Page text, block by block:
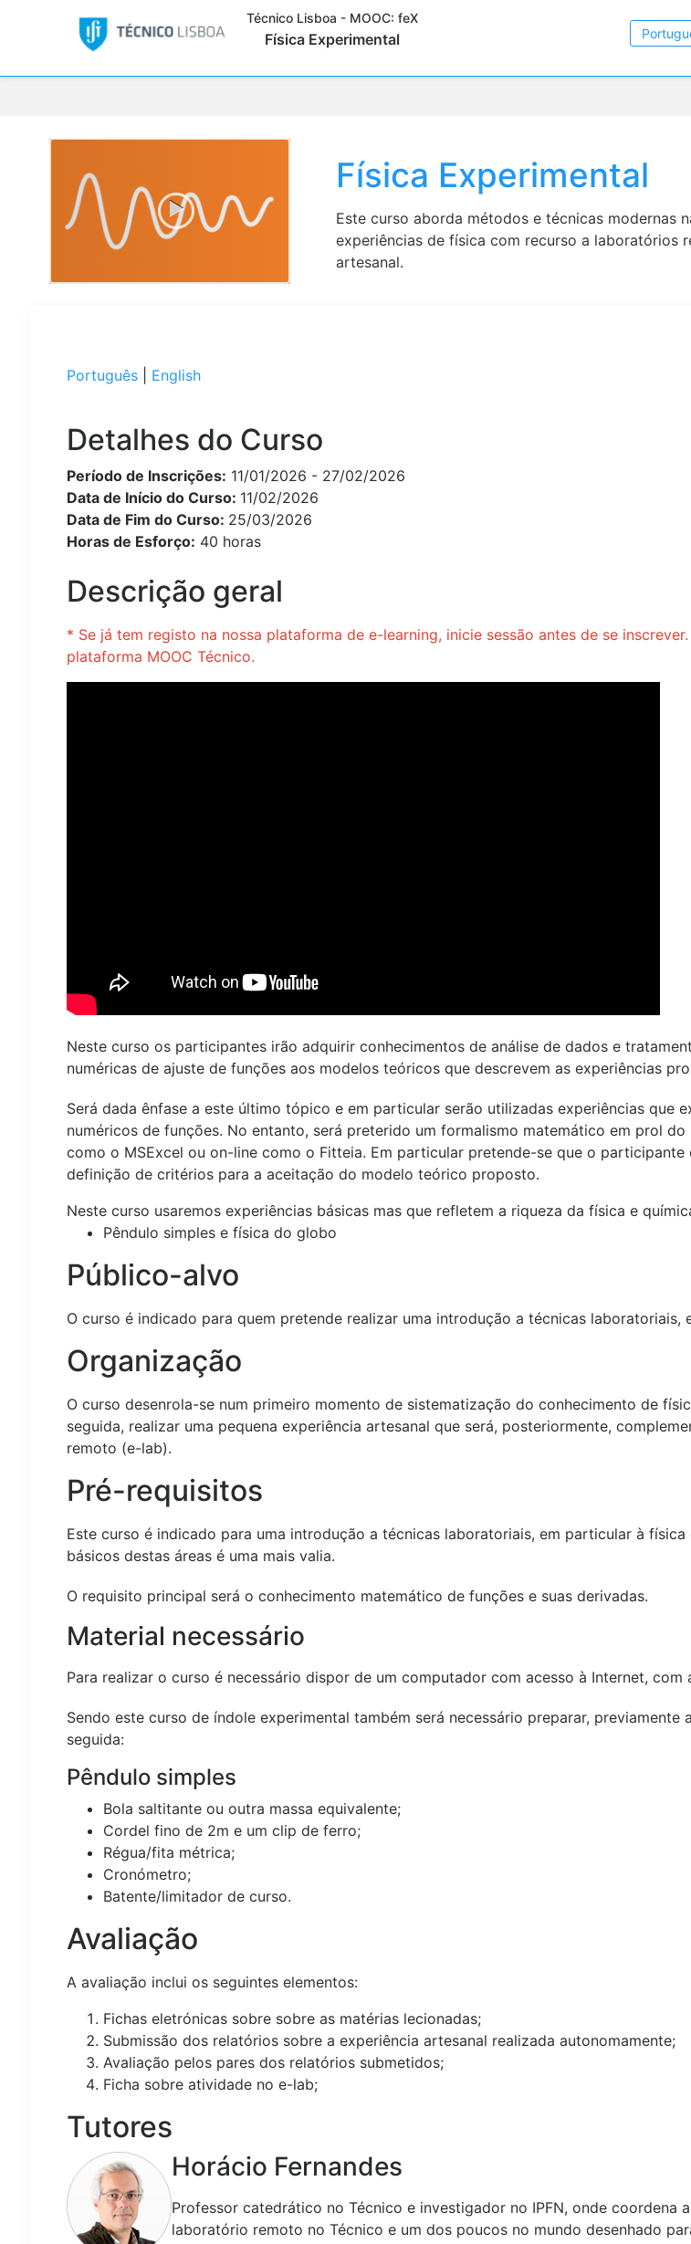
Técnico Lisboa - MOOC: feX
Física Experimental
Escolher
Idioma
Física Experimental
Este curso aborda métodos e técnicas modernas
experiências de física com recurso a laboratórios
artesanal.
Português| English
Detalhes do Curso
Período de Inscrições: 11/01/2026 - 27/02/2026
Data de Início do Curso: 11/02/2026
Data de Fim do Curso: 25/03/2026
Horas de Esforço: 40 horas
Descrição geral
* Se já tem registo na nossa plataforma de e-learning, inicie sessão antes de se
plataforma MOOC Técnico.
Neste curso os participantes irão adquirir conhecimentos de análise de dados e
numéricas de ajuste de funções aos modelos teóricos que descrevem as experiências
Será dada ênfase a este último tópico e em particular serão utilizadas experiências que
numéricos de funções. No entanto, será preterido um formalismo matemático em prol
como o MSExcel ou on-line como o Fitteia. Em particular pretende-se que o
definição de critérios para a aceitação do modelo teórico proposto.
Neste curso usaremos experiências básicas mas que refletem a riqueza da física e
Pêndulo simples e física do globo
Público-alvo
O curso é indicado para quem pretende realizar uma introdução a técnicas laboratoriais,
Organização
O curso desenrola-se num primeiro momento de sistematização do conhecimento de
seguida, realizar uma pequena experiência artesanal que será, posteriormente,
remoto (e-lab).
Pré-requisitos
Este curso é indicado para uma introdução a técnicas laboratoriais, em particular à
básicos destas áreas é uma mais valia.
O requisito principal será o conhecimento matemático de funções e suas derivadas.
Material necessário
Para realizar o curso é necessário dispor de um computador com acesso à Internet,
Sendo este curso de índole experimental também será necessário preparar,
seguida:
Pêndulo simples
Bola saltitante ou outra massa equivalente;
Cordel fino de 2m e um clip de ferro;
Régua/fita métrica;
Cronómetro;
Batente/limitador de curso.
Avaliação
A avaliação inclui os seguintes elementos:
Fichas eletrónicas sobre sobre as matérias lecionadas;
Submissão dos relatórios sobre a experiência artesanal realizada autonomamente;
Avaliação pelos pares dos relatórios submetidos;
Ficha sobre atividade no e-lab;
Tutores
Horácio Fernandes
Professor catedrático no Técnico e investigador no IPFN, onde coordena
laboratório remoto no Técnico e um dos poucos no mundo desenhado